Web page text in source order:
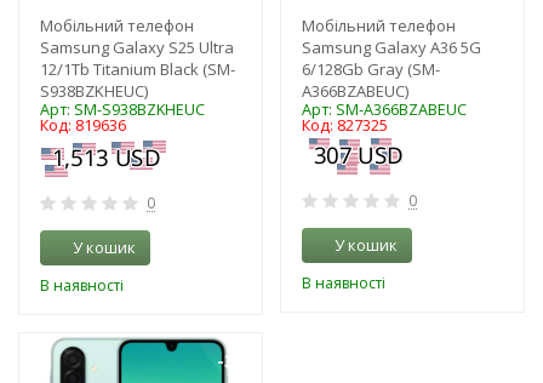
Мобільний телефон
Samsung Galaxy S25 Ultra
12/1Tb Titanium Black (SM-
S938BZKHEUC)
Арт: SM-S938BZKHEUC
Код: 819636
0
У кошик
В наявності
Мобільний телефон
Samsung Galaxy A36 5G
6/128Gb Gray (SM-
A366BZABEUC)
Арт: SM-A366BZABEUC
Код: 827325
0
У кошик
В наявності
-3%